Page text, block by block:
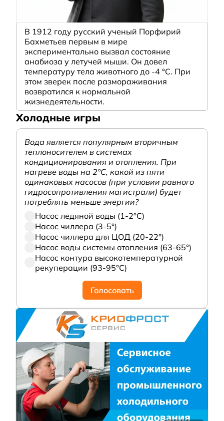
В 1912 году русский ученый Порфирий
Бахметьев первым в мире
экспериментально вызвал состояние
анабиоза у летучей мыши. Он довел
температуру тела животного до -4 °C. При
этом зверек после размораживания
возвратился к нормальной
жизнедеятельности.
Холодные игры
Вода является популярным вторичным
теплоносителем в системах
кондиционирования и отопления. При
нагреве воды на 2°С, какой из пяти
одинаковых насосов (при условии равного
гидросопротивления магистрали) будет
потреблять меньше энергии?
Насос ледяной воды (1-2°С)
Насос чиллера (3-5°)
Насос чиллера для ЦОД (20-22°)
Насос воды системы отопления (63-65°)
Насос контура высокотемпературной
рекуперации (93-95°С)
Голосовать